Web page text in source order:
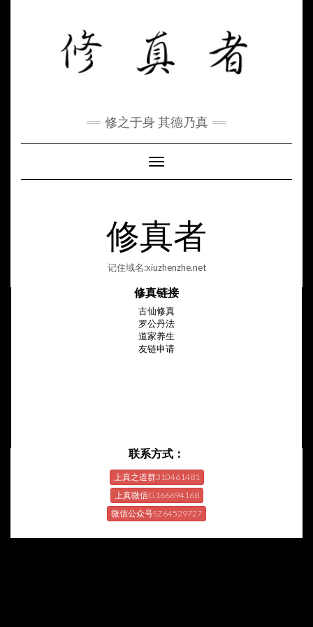
修之于身 其德乃真
Toggle Navigation
修真者
记住域名:xiuzhenzhe.net
修真链接
古仙修真
罗公丹法
道家养生
友链申请
联系方式：
上真之道群310461481
上真微信G166694168
微信公众号SZ64529727